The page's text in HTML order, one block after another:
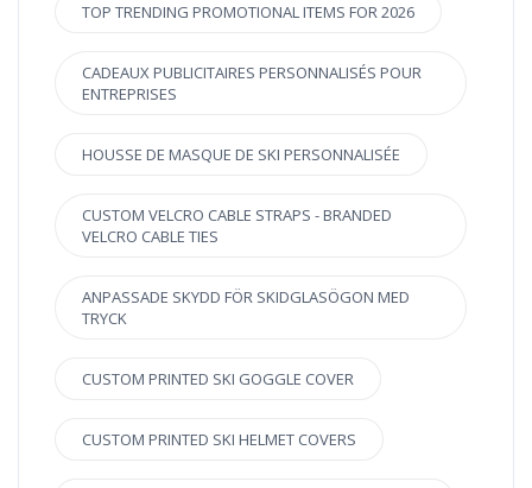
TOP TRENDING PROMOTIONAL ITEMS FOR 2026
CADEAUX PUBLICITAIRES PERSONNALISÉS POUR
ENTREPRISES
HOUSSE DE MASQUE DE SKI PERSONNALISÉE
CUSTOM VELCRO CABLE STRAPS - BRANDED
VELCRO CABLE TIES
ANPASSADE SKYDD FÖR SKIDGLASÖGON MED
TRYCK
CUSTOM PRINTED SKI GOGGLE COVER
CUSTOM PRINTED SKI HELMET COVERS